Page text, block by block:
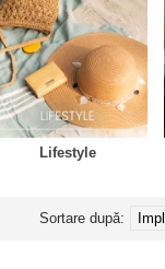
Lifestyle
Sortare după: